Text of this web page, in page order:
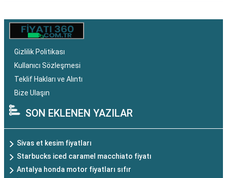
Gizlilik Politikası
Kullanıcı Sözleşmesi
Teklif Hakları ve Alıntı
Bize Ulaşın
SON EKLENEN YAZILAR
Sivas et kesim fiyatları
Starbucks iced caramel macchiato fiyatı
Antalya honda motor fiyatları sıfır